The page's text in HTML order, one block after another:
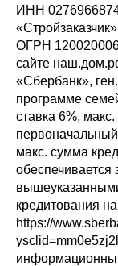
ИНН
ОГРН
сайте
«Сбербанк»,
программе
ставка 6%,
макс. сумма
обеспечивается
кредитования
https://